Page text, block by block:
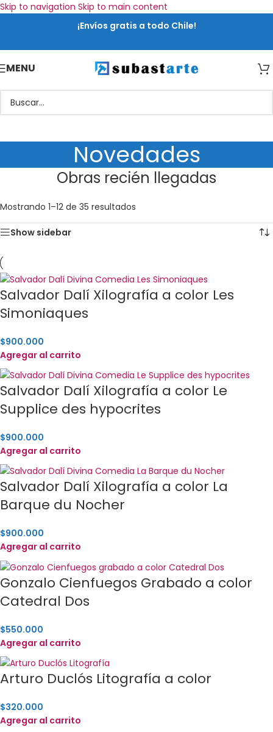
Skip to navigation Skip to main content
¡Envíos gratis a todo Chile!
MENU
Novedades
Obras recién llegadas
Mostrando 1–12 de 35 resultados
Show sidebar
Salvador Dalí Xilografía a color Les
Simoniaques
$900.000
Agregar al carrito
Salvador Dalí Xilografía a color Le
Supplice des hypocrites
$900.000
Agregar al carrito
Salvador Dalí Xilografía a color La
Barque du Nocher
$900.000
Agregar al carrito
Gonzalo Cienfuegos Grabado a color
Catedral Dos
$550.000
Agregar al carrito
Arturo Duclós Litografía a color
$320.000
Agregar al carrito